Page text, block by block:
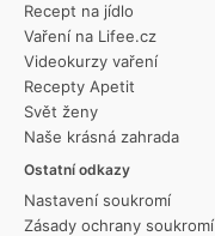
Recept na jídlo
Vaření na Lifee.cz
Videokurzy vaření
Recepty Apetit
Svět ženy
Naše krásná zahrada
Ostatní odkazy
Nastavení soukromí
Zásady ochrany soukromí